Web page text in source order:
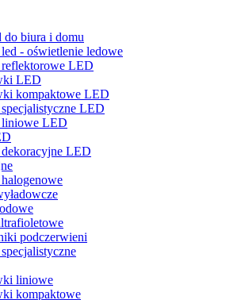
do biura i domu
- oświetlenie ledowe
LED
LED
kompaktowe LED
LED
LED
LED
podczerwieni
liniowe
kompaktowe